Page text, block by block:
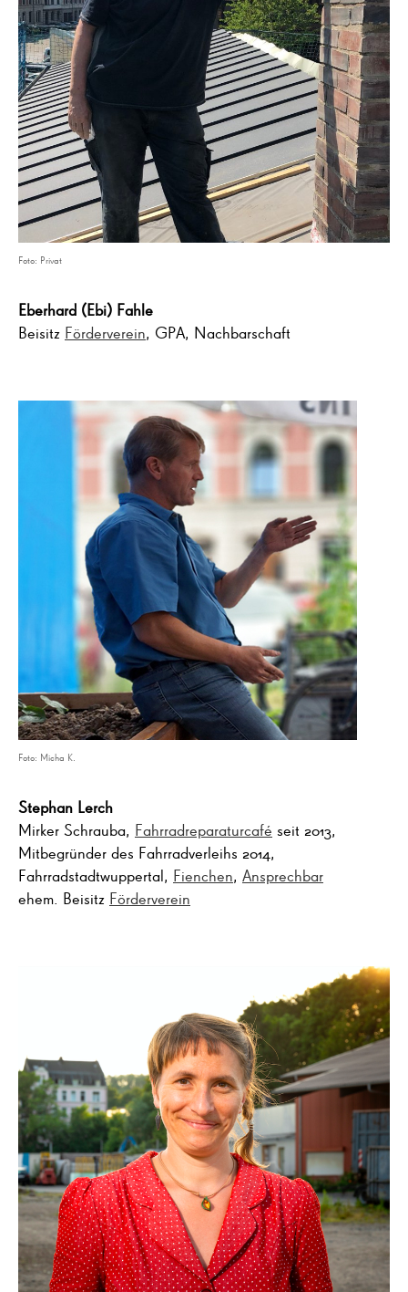
Foto: Privat
Eberhard (Ebi) Fahle
Beisitz Förderverein, GPA, Nachbarschaft
Foto: Micha K.
Stephan Lerch
Mirker Schrauba, Fahrradreparaturcafé seit 2013,
Mitbegründer des Fahrradverleihs 2014,
Fahrradstadtwuppertal, Fienchen, Ansprechbar
ehem. Beisitz Förderverein